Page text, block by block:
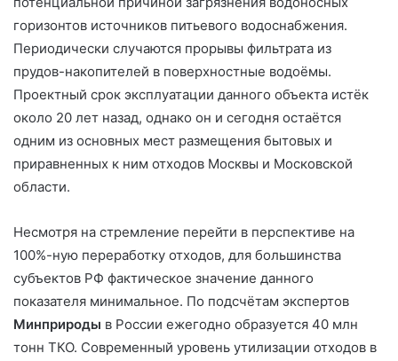
горизонтов источников питьевого водоснабжения.
Периодически случаются прорывы фильтрата из
прудов-накопителей в поверхностные водоёмы.
Проектный срок эксплуатации данного объекта истёк
около 20 лет назад, однако он и сегодня остаётся
одним из основных мест размещения бытовых и
приравненных к ним отходов Москвы и Московской
области.
Несмотря на стремление перейти в перспективе на
100%-ную переработку отходов, для большинства
субъектов РФ фактическое значение данного
показателя минимальное. По подсчётам экспертов
Минприроды в России ежегодно образуется 40 млн
тонн ТКО. Современный уровень утилизации отходов в